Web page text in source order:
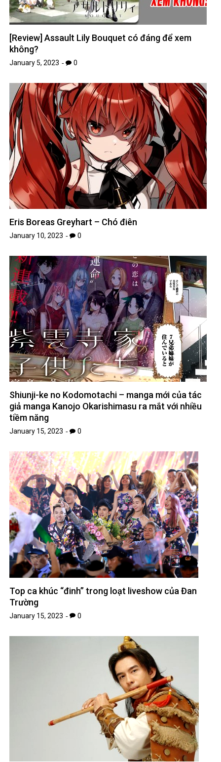
[Review] Assault Lily Bouquet có đáng để xem
không?
January 5, 2023 0
Eris Boreas Greyhart – Chó điên
January 10, 2023 0
Shiunji-ke no Kodomotachi – manga mới của tác
giả manga Kanojo Okarishimasu ra mắt với nhiều
tiềm năng
January 15, 2023 0
Top ca khúc “đinh” trong loạt liveshow của Đan
Trường
January 15, 2023 0